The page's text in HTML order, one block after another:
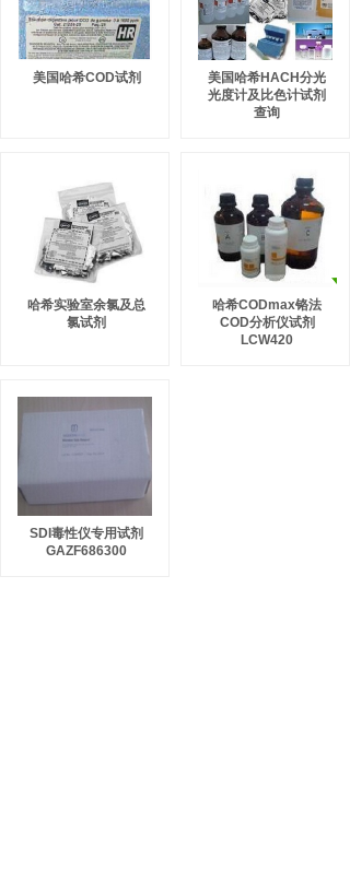
美国哈希COD试剂
美国哈希HACH分光
光度计及比色计试剂
查询
哈希实验室余氯及总
氯试剂
哈希CODmax铬法
COD分析仪试剂
LCW420
SDI毒性仪专用试剂
GAZF686300